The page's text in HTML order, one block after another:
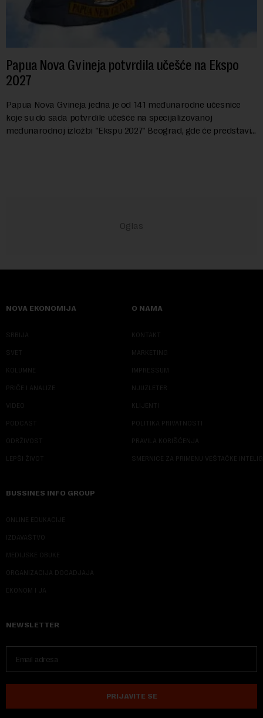
Papua Nova Gvineja potvrdila učešće na Ekspo
2027
Papua Nova Gvineja jedna je od 141 međunarodne učesnice
koje su do sada potvrdile učešće na specijalizovanoj
međunarodnoj izložbi "Ekspu 2027" Beograd, gde će predstaviti
NOVA EKONOMIJA
SRBIJA
SVET
KOLUMNE
PRIČE I ANALIZE
VIDEO
PODCAST
ODRŽIVOST
LEPŠI ŽIVOT
O NAMA
KONTAKT
MARKETING
IMPRESSUM
NJUZLETER
KLIJENTI
POLITIKA PRIVATNOSTI
PRAVILA KORIŠĆENJA
SMERNICE ZA PRIMENU VEŠTAČKE
BUSSINES INFO GROUP
ONLINE EDUKACIJE
IZDAVAŠTVO
MEDIJSKE OBUKE
ORGANIZACIJA DOGADJAJA
EKONOM I JA
NEWSLETTER
PRIJAVITE SE